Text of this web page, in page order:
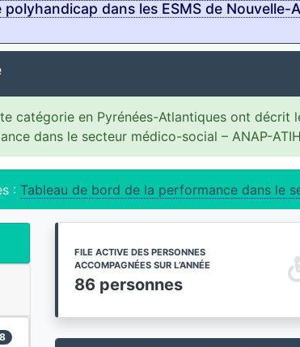
dans les ESMS de Nouvelle-
catégorie en Pyrénées-Atlantiques ont décrit
dans le secteur médico-social – ANAP-ATIH
: Tableau de bord de la performance dans le
FILE ACTIVE DES PERSONNES
ACCOMPAGNÉES SUR L’ANNÉE
86 personnes